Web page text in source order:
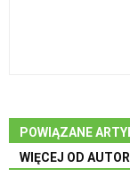
POWIĄZANE
WIĘCEJ OD